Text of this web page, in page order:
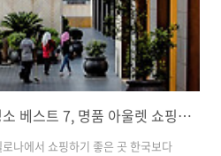
스페인 바르셀로나 쇼핑 명소 베스트 7, 명품 아울렛 쇼핑몰 백화점 마트 시장
나에서 쇼핑하기 좋은 곳 한국보다